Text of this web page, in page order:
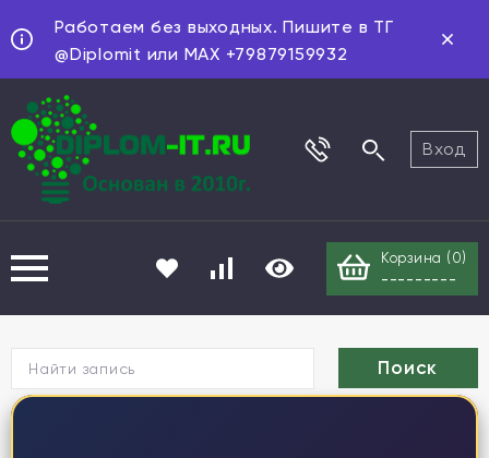
Работаем без выходных. Пишите в ТГ
@Diplomit или MAX +79879159932
Вход
Корзина ( 0)
---------